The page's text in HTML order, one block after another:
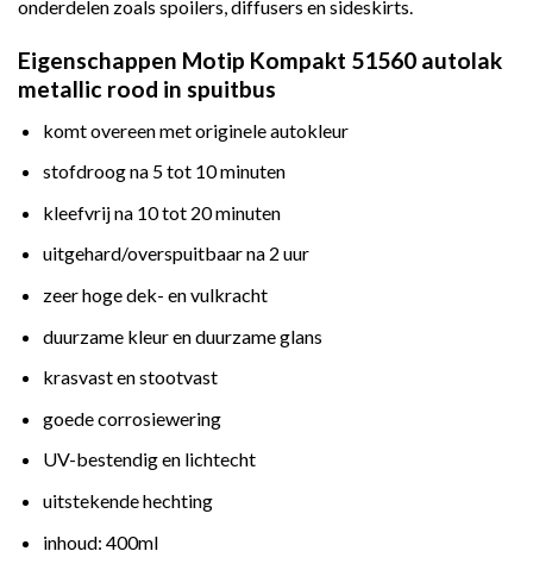
onderdelen zoals spoilers, diffusers en sideskirts.
Eigenschappen Motip Kompakt 51560 autolak
metallic rood in spuitbus
komt overeen met originele autokleur
stofdroog na 5 tot 10 minuten
kleefvrij na 10 tot 20 minuten
uitgehard/overspuitbaar na 2 uur
zeer hoge dek- en vulkracht
duurzame kleur en duurzame glans
krasvast en stootvast
goede corrosiewering
UV-bestendig en lichtecht
uitstekende hechting
inhoud: 400ml